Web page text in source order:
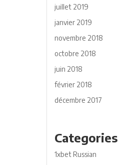
juillet 2019
janvier 2019
novembre 2018
octobre 2018
juin 2018
février 2018
décembre 2017
Categories
1xbet Russian